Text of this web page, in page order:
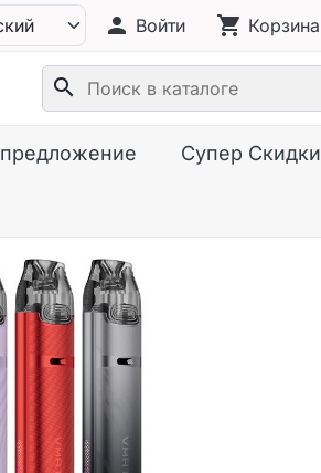
person Войти shopping_cart Корзина
search
Супер Скидки